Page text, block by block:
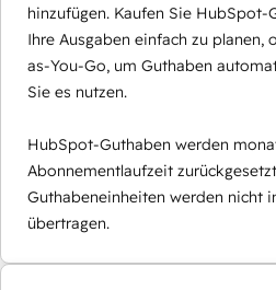
hinzufügen. Kaufen Sie HubSpot-
Ihre Ausgaben einfach zu planen,
as-You-Go, um Guthaben
Sie es nutzen.
HubSpot-Guthaben werden
Abonnementlaufzeit
Guthabeneinheiten werden nicht
übertragen.